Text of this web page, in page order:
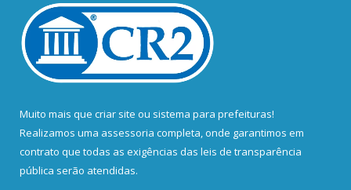
Muito mais que criar site ou sistema para prefeituras!
Realizamos uma assessoria completa, onde garantimos em
contrato que todas as exigências das leis de transparência
pública serão atendidas.